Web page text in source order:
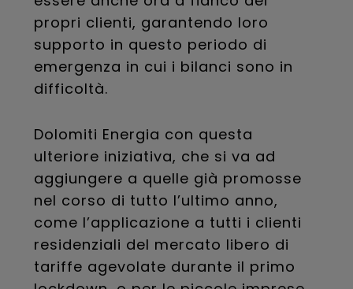
propri clienti, garantendo loro
supporto in questo periodo di
emergenza in cui i bilanci sono in
difficoltà.
Dolomiti Energia con questa
ulteriore iniziativa, che si va ad
aggiungere a quelle già promosse
nel corso di tutto l’ultimo anno,
come l’applicazione a tutti i clienti
residenziali del mercato libero di
tariffe agevolate durante il primo